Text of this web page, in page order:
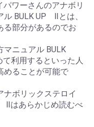
ワーさんのアナボリ
ル BULK UP Ⅱとは、
る部分があるのでお
マニュアル BULK
利用するといった人
めることが可能で
ナボリックステロイ
Ⅱはあらかじめ読むべ